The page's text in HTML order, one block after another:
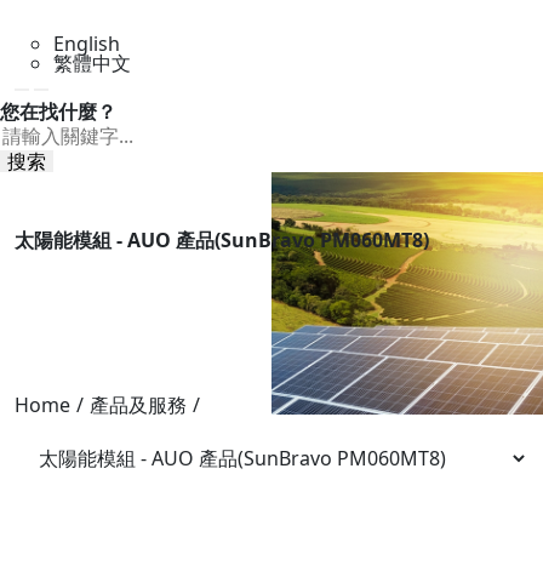
English
繁體中文
您在找什麼？
搜索
Home / 產品及服務 /
太陽能模組 - AUO 產品(SunBravo PM060MT8)